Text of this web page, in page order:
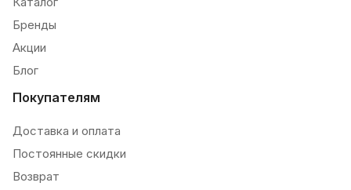
Бренды
Акции
Блог
Покупателям
Доставка и оплата
Постоянные скидки
Возврат